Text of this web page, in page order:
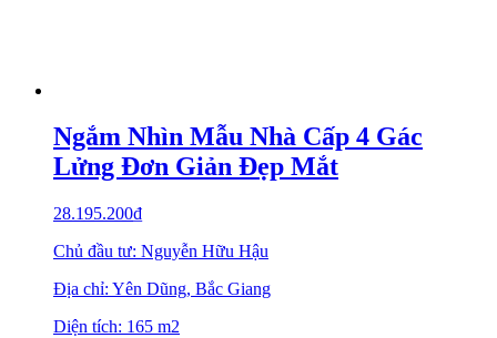
Ngắm Nhìn Mẫu Nhà Cấp 4 Gác
Lửng Đơn Giản Đẹp Mắt
28.195.200₫
Chủ đầu tư: Nguyễn Hữu Hậu
Địa chỉ: Yên Dũng, Bắc Giang
Diện tích: 165 m2